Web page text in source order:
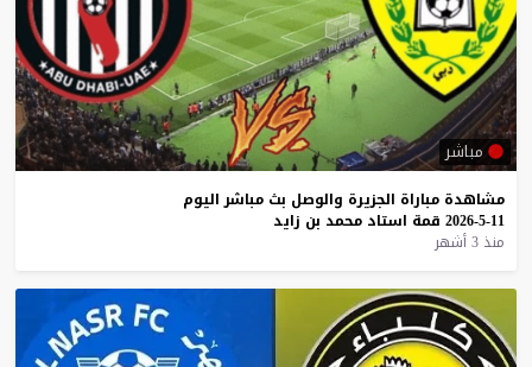
مباشر
مشاهدة مباراة الجزيرة والوصل بث مباشر اليوم
11-5-2026
قمة استاد محمد بن زايد
منذ 3 أشهر